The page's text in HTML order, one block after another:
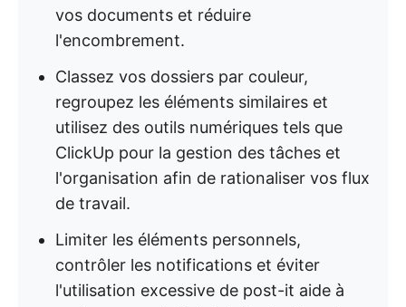
vos documents et réduire
l'encombrement.
Classez vos dossiers par couleur,
regroupez les éléments similaires et
utilisez des outils numériques tels que
ClickUp pour la gestion des tâches et
l'organisation afin de rationaliser vos flux
de travail.
Limiter les éléments personnels,
contrôler les notifications et éviter
l'utilisation excessive de post-it aide à